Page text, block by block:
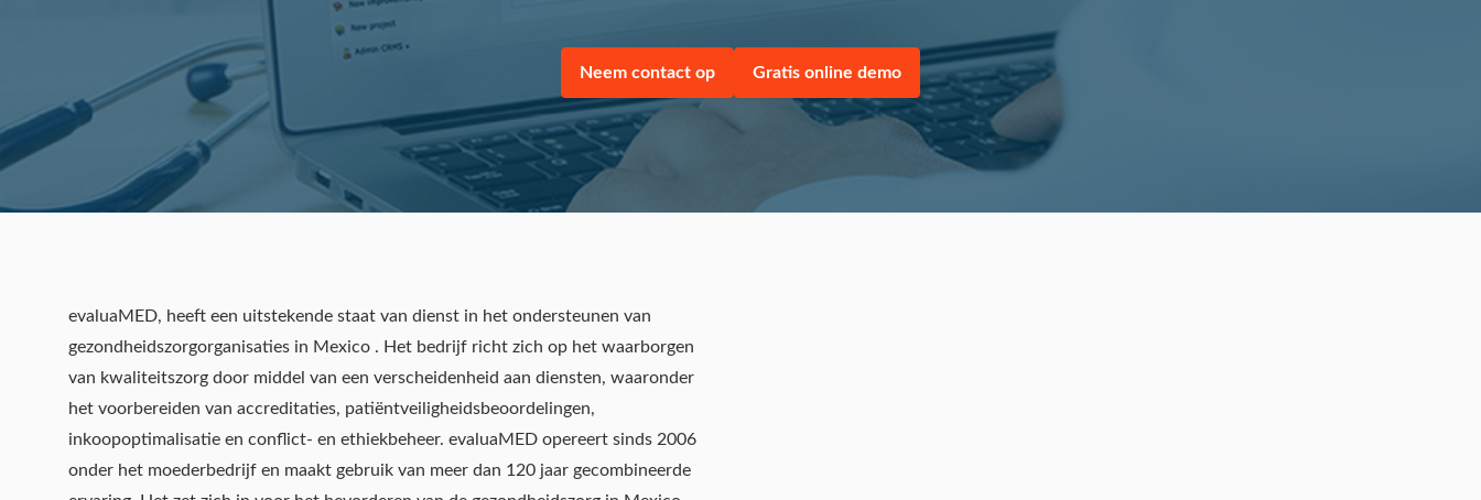
Neem contact op Gratis online demo
evaluaMED, heeft een uitstekende staat van dienst in het ondersteunen van
gezondheidszorgorganisaties in Mexico . Het bedrijf richt zich op het waarborgen
van kwaliteitszorg door middel van een verscheidenheid aan diensten, waaronder
het voorbereiden van accreditaties, patiëntveiligheidsbeoordelingen,
inkoopoptimalisatie en conflict- en ethiekbeheer. evaluaMED opereert sinds 2006
onder het moederbedrijf en maakt gebruik van meer dan 120 jaar gecombineerde